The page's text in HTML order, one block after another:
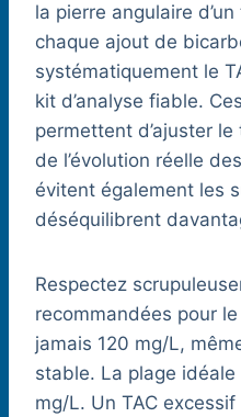
la pierre angulaire
chaque ajout de
systématiquement le
kit d’analyse fiable.
permettent d’ajuster
de l’évolution réelle
évitent également les
déséquilibrent
Respectez
recommandées pour
jamais 120 mg/L,
stable. La plage
mg/L. Un TAC excessif